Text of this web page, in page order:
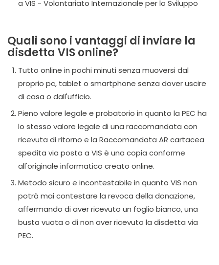
a VIS - Volontariato Internazionale per lo Sviluppo
Quali sono i vantaggi di inviare la
disdetta VIS online?
Tutto online in pochi minuti senza muoversi dal
proprio pc, tablet o smartphone senza dover uscire
di casa o dall'ufficio.
Pieno valore legale e probatorio in quanto la PEC ha
lo stesso valore legale di una raccomandata con
ricevuta di ritorno e la Raccomandata AR cartacea
spedita via posta a VIS è una copia conforme
all'originale informatico creato online.
Metodo sicuro e incontestabile in quanto VIS non
potrà mai contestare la revoca della donazione,
affermando di aver ricevuto un foglio bianco, una
busta vuota o di non aver ricevuto la disdetta via
PEC.